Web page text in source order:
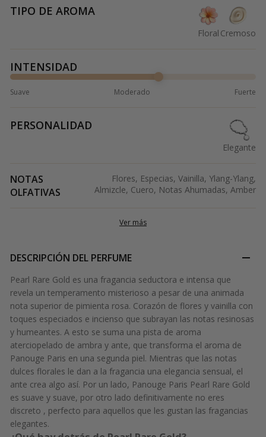
TIPO DE AROMA
Floral Cremoso
INTENSIDAD
Suave Moderado Fuerte
PERSONALIDAD
Elegante
NOTAS
OLFATIVAS
Flores, Especias, Vainilla, Ylang-Ylang,
Almizcle, Cuero, Notas Ahumadas, Amber
Ver más
DESCRIPCIÓN DEL PERFUME
Pearl Rare Gold es una fragancia seductora e intensa que
revela un temperamento misterioso a pesar de una animada
nota superior de pimienta rosa. Corazón de flores y vainilla con
toques especiados e incienso que subrayan las notas resinosas
y humeantes. A esto se suma una pista de aroma
aterciopelado de ambra y ante, que transforma el aroma de
Panouge Paris en una segunda piel. Mientras que las notas
dulces florales le dan a la fragancia una elegancia sensual, el
ante crea algo así. Por un lado, Panouge Paris Pearl Rare Gold
es suave y suave, por otro lado definitivamente no eres
discreto , perfecto para aquellos que les gustan las fragancias
elegantes.